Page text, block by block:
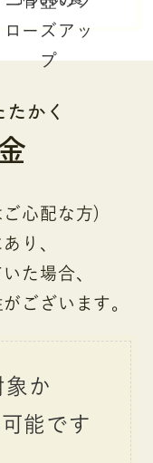
かく
心配な方)
り、
た場合、
ございます。
か
能です